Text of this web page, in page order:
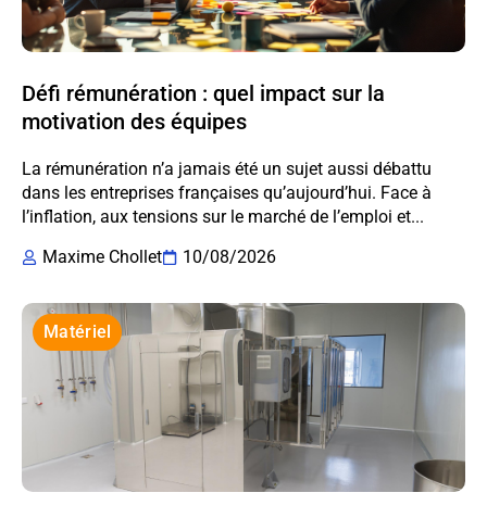
Défi rémunération : quel impact sur la
motivation des équipes
La rémunération n’a jamais été un sujet aussi débattu
dans les entreprises françaises qu’aujourd’hui. Face à
l’inflation, aux tensions sur le marché de l’emploi et...
Maxime Chollet
10/08/2026
Matériel